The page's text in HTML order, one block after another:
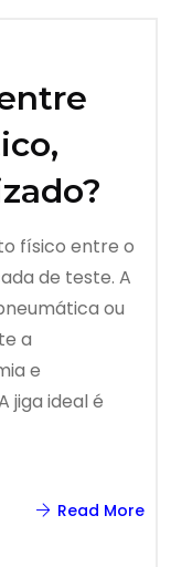
físico entre o
de teste. A
ou
a
e
jiga ideal é
Read More